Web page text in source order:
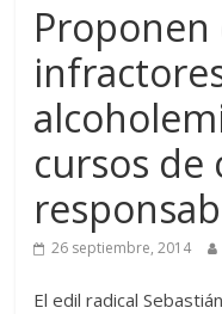
Proponen
cursos de
26 septiembre, 2014
El edil radical